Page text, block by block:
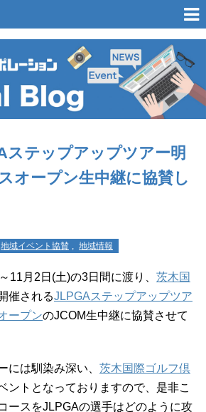
ステップアップツアー明
オープン生中継に協賛し
地域イベント協賛 地域情報
11月2日(土)の3日間に渡り、 茨木国
催されるJLPGAステップアップツア
ープンのJCOM生中継に協賛させて
には馴染み深い、 茨木国際ゴルフ倶
ントとなっておりますので、是非こ
ースをJLPGAの選手はどのように攻